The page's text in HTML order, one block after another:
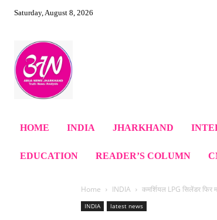
Saturday, August 8, 2026
HOME INDIA JHARKHAND
EDUCATION READER’S COLUMN
Home INDIA कमर्शियल LPG सिलेंडर फिर
INDIA latest news